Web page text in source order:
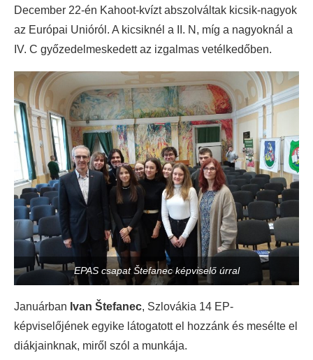
December 22-én Kahoot-kvízt abszolváltak kicsik-nagyok
az Európai Unióról. A kicsiknél a II. N, míg a nagyoknál a
IV. C győzedelmeskedett az izgalmas vetélkedőben.
EPAS csapat Štefanec képviselő úrral
Januárban Ivan Štefanec, Szlovákia 14 EP-
képviselőjének egyike látogatott el hozzánk és mesélte el
diákjainknak, miről szól a munkája.